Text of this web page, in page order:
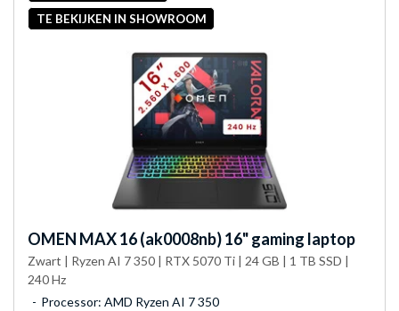
TE BEKIJKEN IN SHOWROOM
OMEN MAX 16 (ak0008nb) 16" gaming laptop
Zwart | Ryzen AI 7 350 | RTX 5070 Ti | 24 GB | 1 TB SSD |
240 Hz
Processor: AMD Ryzen AI 7 350